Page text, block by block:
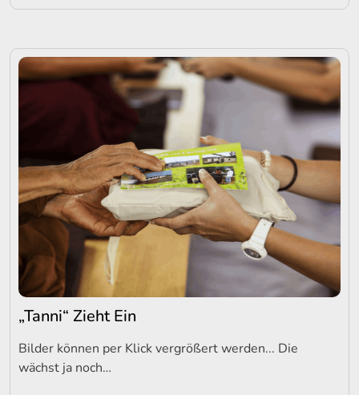
„Tanni“ Zieht Ein
Bilder können per Klick vergrößert werden... Die
wächst ja noch…